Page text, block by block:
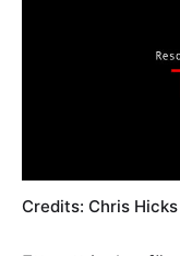
Credits: Chris Hicks